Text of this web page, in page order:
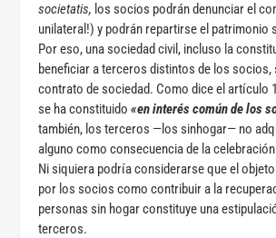
societatis, los socios podrán denunciar el
unilateral!) y podrán repartirse el patrimonio
Por eso, una sociedad civil, incluso la
beneficiar a terceros distintos de los socios,
contrato de sociedad. Como dice el artículo
se ha constituido«en interés común de los
también, los terceros —los sinhogar— no
alguno como consecuencia de la
Ni siquiera podría considerarse que el
por los socios como contribuir a la
personas sin hogar constituye una
terceros.